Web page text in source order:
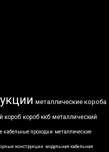
металлические короба
короб короб ккб металлический
кабельные проходки металлические
конструкции модульная кабельная